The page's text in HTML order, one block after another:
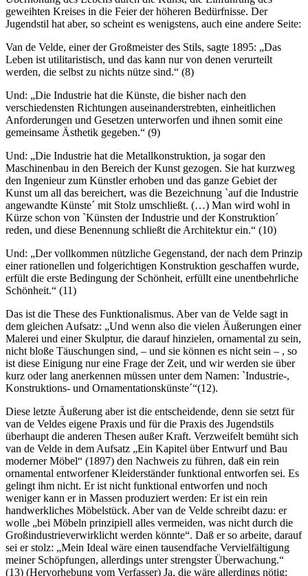
geweihten Kreises in die Feier der höheren Bedürfnisse. Der
Jugendstil hat aber, so scheint es wenigstens, auch eine andere Seite:
Van de Velde, einer der Großmeister des Stils, sagte 1895: „Das
Leben ist utilitaristisch, und das kann nur von denen verurteilt
werden, die selbst zu nichts nütze sind.“ (8)
Und: „Die Industrie hat die Künste, die bisher nach den
verschiedensten Richtungen auseinanderstrebten, einheitlichen
Anforderungen und Gesetzen unterworfen und ihnen somit eine
gemeinsame Ästhetik gegeben.“ (9)
Und: „Die Industrie hat die Metallkonstruktion, ja sogar den
Maschinenbau in den Bereich der Kunst gezogen. Sie hat kurzweg
den Ingenieur zum Künstler erhoben und das ganze Gebiet der
Kunst um all das bereichert, was die Bezeichnung `auf die Industrie
angewandte Künste´ mit Stolz umschließt. (…) Man wird wohl in
Kürze schon von `Künsten der Industrie und der Konstruktion´
reden, und diese Benennung schließt die Architektur ein.“ (10)
Und: „Der vollkommen nützliche Gegenstand, der nach dem Prinzip
einer rationellen und folgerichtigen Konstruktion geschaffen wurde,
erfült die erste Bedingung der Schönheit, erfüllt eine unentbehrliche
Schönheit.“ (11)
Das ist die These des Funktionalismus. Aber van de Velde sagt in
dem gleichen Aufsatz: „Und wenn also die vielen Äußerungen einer
Malerei und einer Skulptur, die darauf hinzielen, ornamental zu sein,
nicht bloße Täuschungen sind, – und sie können es nicht sein – , so
ist diese Einigung nur eine Frage der Zeit, und wir werden sie über
kurz oder lang anerkennen müssen unter dem Namen: `Industrie-,
Konstruktions- und Ornamentationskünste´“(12).
Diese letzte Äußerung aber ist die entscheidende, denn sie setzt für
van de Veldes eigene Praxis und für die Praxis des Jugendstils
überhaupt die anderen Thesen außer Kraft. Verzweifelt bemüht sich
van de Velde in dem Aufsatz „Ein Kapitel über Entwurf und Bau
moderner Möbel“ (1897) den Nachweis zu führen, daß ein rein
ornamental entworfener Kleiderständer funktional entworfen sei. Es
gelingt ihm nicht. Er ist nicht funktional entworfen und noch
weniger kann er in Massen produziert werden: Er ist ein rein
handwerkliches Möbelstück. Aber van de Velde schreibt dazu: er
wolle „bei Möbeln prinzipiell alles vermeiden, was nicht durch die
Großindustrieverwirklicht werden könnte“. Daß er so arbeite, darauf
sei er stolz: „Mein Ideal wäre einen tausendfache Vervielfältigung
meiner Schöpfungen, allerdings unter strengster Überwachung.“
(13) (Hervorhebung vom Verfasser) Ja, die wäre allerdings nötig;